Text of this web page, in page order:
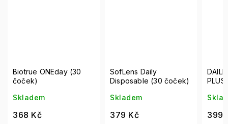
Biotrue ONEday (30
čoček)
Skladem
368 Kč
SofLens Daily
Disposable (30 čoček)
Skladem
379 Kč 399